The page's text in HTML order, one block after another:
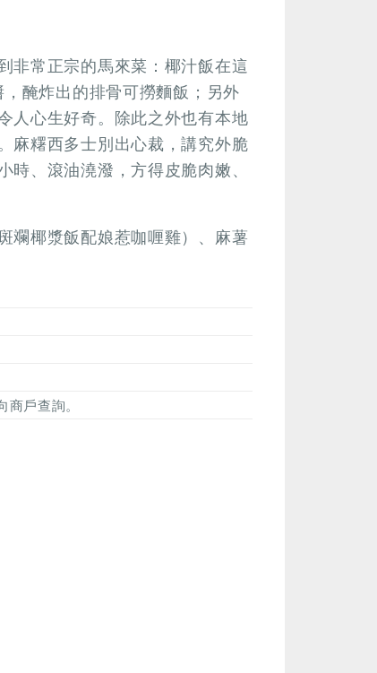
非常正宗的馬來菜：椰汁飯在這
醃炸出的排骨可撈麵飯；另外
人心生好奇。除此之外也有本地
麻糬西多士別出心裁，講究外脆
、滾油澆潑，方得皮脆肉嫩、
斕椰漿飯配娘惹咖喱雞）、麻薯
戶查詢。